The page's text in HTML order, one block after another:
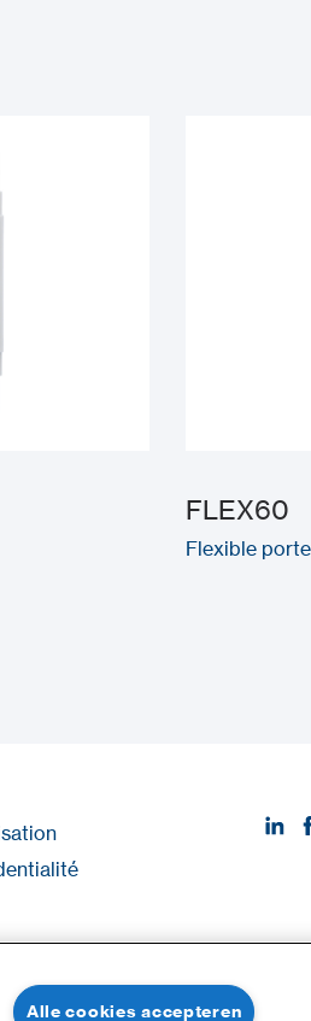
FLEX60
Flexible
Alle cookies accepteren